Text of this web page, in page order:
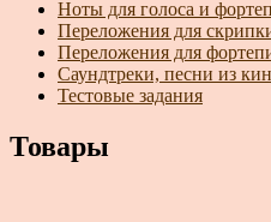
Ноты для голоса и
Переложения для
Переложения для
Саундтреки, песни из
Тестовые задания
Товары